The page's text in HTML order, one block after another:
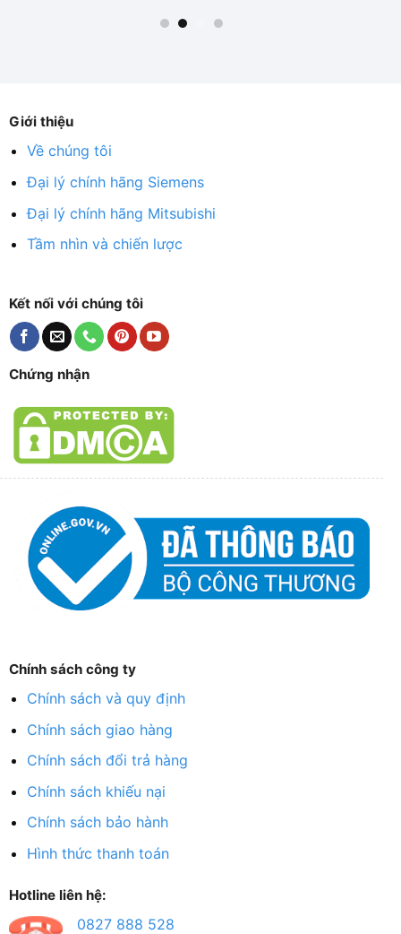
Giới thiệu
Về chúng tôi
Đại lý chính hãng Siemens
Đại lý chính hãng Mitsubishi
Tầm nhìn và chiến lược
Kết nối với chúng tôi
Chứng nhận
Chính sách công ty
Chính sách và quy định
Chính sách giao hàng
Chính sách đổi trả hàng
Chính sách khiếu nại
Chính sách bảo hành
Hình thức thanh toán
Hotline liên hệ:
0827 888 528